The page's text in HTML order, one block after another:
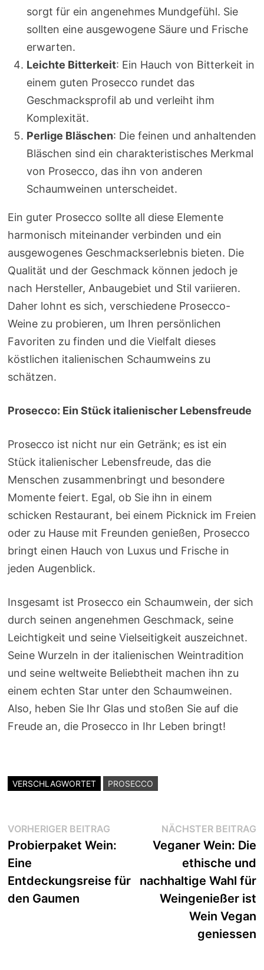
sorgt für ein angenehmes Mundgefühl. Sie
sollten eine ausgewogene Säure und Frische
erwarten.
Leichte Bitterkeit: Ein Hauch von Bitterkeit in
einem guten Prosecco rundet das
Geschmacksprofil ab und verleiht ihm
Komplexität.
Perlige Bläschen: Die feinen und anhaltenden
Bläschen sind ein charakteristisches Merkmal
von Prosecco, das ihn von anderen
Schaumweinen unterscheidet.
Ein guter Prosecco sollte all diese Elemente
harmonisch miteinander verbinden und ein
ausgewogenes Geschmackserlebnis bieten. Die
Qualität und der Geschmack können jedoch je
nach Hersteller, Anbaugebiet und Stil variieren.
Daher lohnt es sich, verschiedene Prosecco-
Weine zu probieren, um Ihren persönlichen
Favoriten zu finden und die Vielfalt dieses
köstlichen italienischen Schaumweins zu
schätzen.
Prosecco: Ein Stück italienischer Lebensfreude
Prosecco ist nicht nur ein Getränk; es ist ein
Stück italienischer Lebensfreude, das die
Menschen zusammenbringt und besondere
Momente feiert. Egal, ob Sie ihn in einem
schicken Restaurant, bei einem Picknick im Freien
oder zu Hause mit Freunden genießen, Prosecco
bringt einen Hauch von Luxus und Frische in
jeden Augenblick.
Insgesamt ist Prosecco ein Schaumwein, der sich
durch seinen angenehmen Geschmack, seine
Leichtigkeit und seine Vielseitigkeit auszeichnet.
Seine Wurzeln in der italienischen Weintradition
und seine weltweite Beliebtheit machen ihn zu
einem echten Star unter den Schaumweinen.
Also, heben Sie Ihr Glas und stoßen Sie auf die
Freude an, die Prosecco in Ihr Leben bringt!
VERSCHLAGWORTET PROSECCO
Beitragsnavigation
VORHERIGER BEITRAGVorheriger
Beitrag:
Probierpaket Wein:
Eine
Entdeckungsreise für
den Gaumen
NÄCHSTER BEITRAG
Veganer Wein: Die
ethische und
nachhaltige Wahl für
Weingenießer ist
Wein Vegan
geniessen